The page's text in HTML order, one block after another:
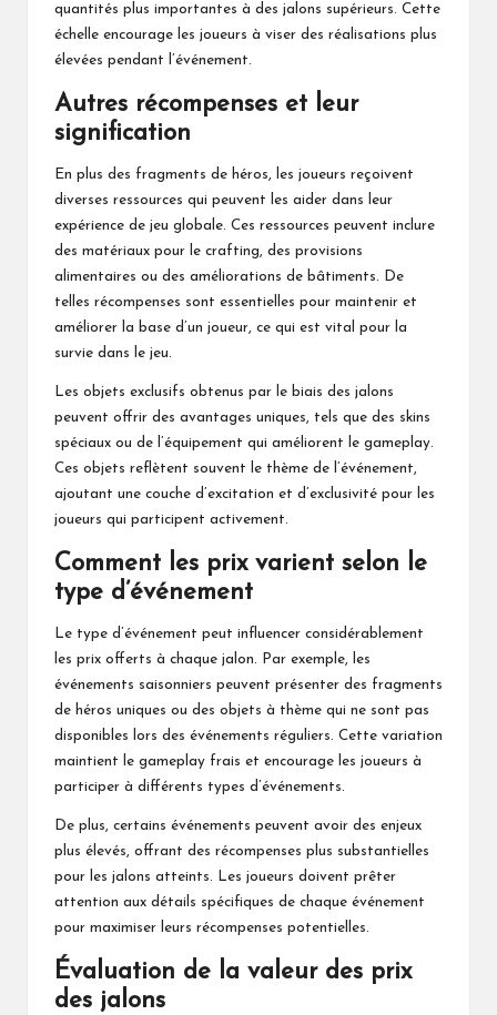
quantités plus importantes à des jalons supérieurs. Cette
échelle encourage les joueurs à viser des réalisations plus
élevées pendant l’événement.
Autres récompenses et leur
signification
En plus des fragments de héros, les joueurs reçoivent
diverses ressources qui peuvent les aider dans leur
expérience de jeu globale. Ces ressources peuvent inclure
des matériaux pour le crafting, des provisions
alimentaires ou des améliorations de bâtiments. De
telles récompenses sont essentielles pour maintenir et
améliorer la base d’un joueur, ce qui est vital pour la
survie dans le jeu.
Les objets exclusifs obtenus par le biais des jalons
peuvent offrir des avantages uniques, tels que des skins
spéciaux ou de l’équipement qui améliorent le gameplay.
Ces objets reflètent souvent le thème de l’événement,
ajoutant une couche d’excitation et d’exclusivité pour les
joueurs qui participent activement.
Comment les prix varient selon le
type d’événement
Le type d’événement peut influencer considérablement
les prix offerts à chaque jalon. Par exemple, les
événements saisonniers peuvent présenter des fragments
de héros uniques ou des objets à thème qui ne sont pas
disponibles lors des événements réguliers. Cette variation
maintient le gameplay frais et encourage les joueurs à
participer à différents types d’événements.
De plus, certains événements peuvent avoir des enjeux
plus élevés, offrant des récompenses plus substantielles
pour les jalons atteints. Les joueurs doivent prêter
attention aux détails spécifiques de chaque événement
pour maximiser leurs récompenses potentielles.
Évaluation de la valeur des prix
des jalons